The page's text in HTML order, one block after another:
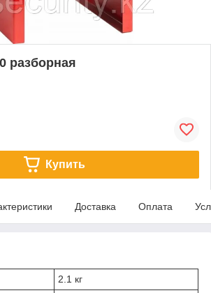
разборная
Купить
Доставка Оплата
2.1 кг